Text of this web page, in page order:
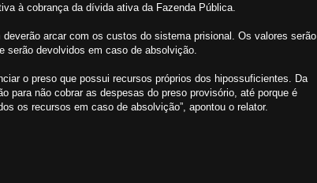
à cobrança da dívida ativa da Fazenda Pública.
arcar com os custos do sistema prisional. Os valores serão
serão devolvidos em caso de absolvição.
o preso que possui recursos próprios dos hipossuficientes. Da
para não cobrar as despesas do preso provisório, até porque é
os recursos em caso de absolvição”, apontou o relator.